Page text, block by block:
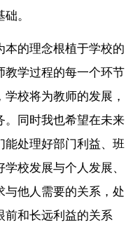
。
本的理念根植于学校的
教学过程的每一个环节
校将为教师的发展，
。同时我也希望在未来
能处理好部门利益、班
校发展与个人发展、
与他人需要的关系，处
前和长远利益的关系